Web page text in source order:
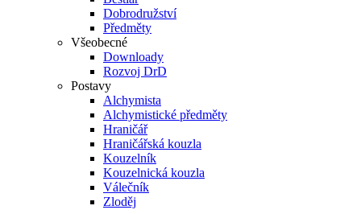
Dobrodružství
Předměty
Všeobecné
Downloady
Rozvoj DrD
Postavy
Alchymista
Alchymistické předměty
Hraničář
Hraničářská kouzla
Kouzelník
Kouzelnická kouzla
Válečník
Zloděj